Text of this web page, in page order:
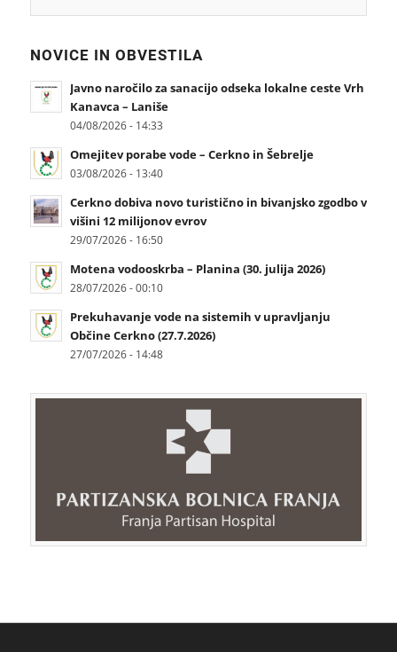
NOVICE IN OBVESTILA
Javno naročilo za sanacijo odseka lokalne ceste Vrh
Kanavca – Laniše
04/08/2026 - 14:33
Omejitev porabe vode – Cerkno in Šebrelje
03/08/2026 - 13:40
Cerkno dobiva novo turistično in bivanjsko zgodbo v
višini 12 milijonov evrov
29/07/2026 - 16:50
Motena vodooskrba – Planina (30. julija 2026)
28/07/2026 - 00:10
Prekuhavanje vode na sistemih v upravljanju
Občine Cerkno (27.7.2026)
27/07/2026 - 14:48